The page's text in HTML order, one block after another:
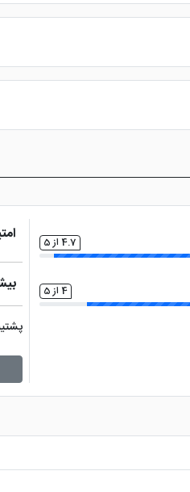
است.
رستوران، کافی شاپ و ... اشاره
جمله این مکان ها هستند
4.7 از 5
4 از 5